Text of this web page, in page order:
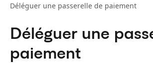
Déléguer une passerelle de paiement
Déléguer une
paiement